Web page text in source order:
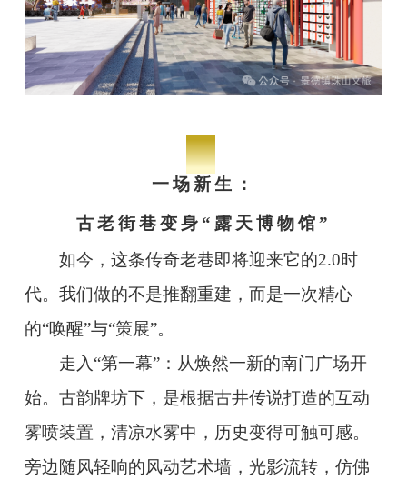
-02-
一场新生：
古老街巷变身“露天博物馆”
如今，这条传奇老巷即将迎来它的2.0时
代。我们做的不是推翻重建，而是一次精心
的“唤醒”与“策展”。
走入“第一幕”：从焕然一新的南门广场开
始。古韵牌坊下，是根据古井传说打造的互动
雾喷装置，清凉水雾中，历史变得可触可感。
旁边随风轻响的风动艺术墙，光影流转，仿佛